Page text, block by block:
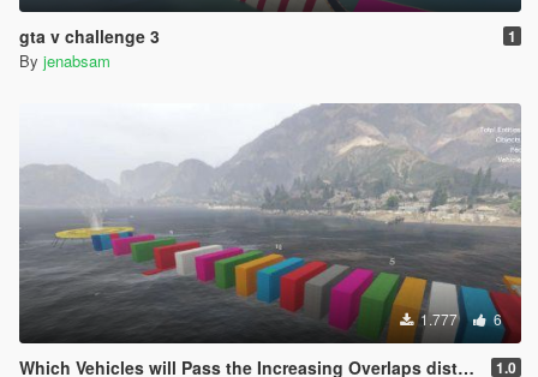
gta v challenge 3 1
By jenabsam
1.777 6
Which Vehicles will Pass the Increasing Overlaps distances? 1.0